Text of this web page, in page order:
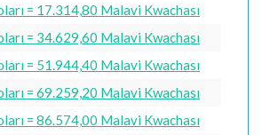
= 17.314,80 Malavi Kwachası
= 34.629,60 Malavi Kwachası
= 51.944,40 Malavi Kwachası
= 69.259,20 Malavi Kwachası
= 86.574,00 Malavi Kwachası